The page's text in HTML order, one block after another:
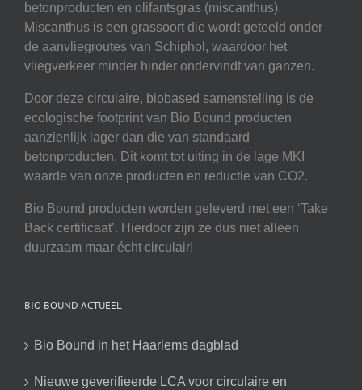
betonproducten en olifantsgras (miscanthus).
Miscanthus is een grassoort die wordt geteeld onder
de aanvliegroutes van Schiphol, waardoor het
vliegverkeer minder hinder ondervindt van ganzen.
Door deze circulaire, biobased samenstelling is de
ecologische footprint van Bio Bound producten
aanzienlijk lager dan die van standaard
betonproducten. Dit komt tot uiting in de lage MKI
waarde van onze producten en reductie van CO2.
Bio Bound producten worden geleverd met een ‘Take
Back certificaat’. Hierdoor zijn ze dus niet alleen
duurzaam maar écht circulair!
BIO BOUND ACTUEEL
Bio Bound in het Haarlems dagblad
Nieuwe geverifieerde LCA voor circulaire en